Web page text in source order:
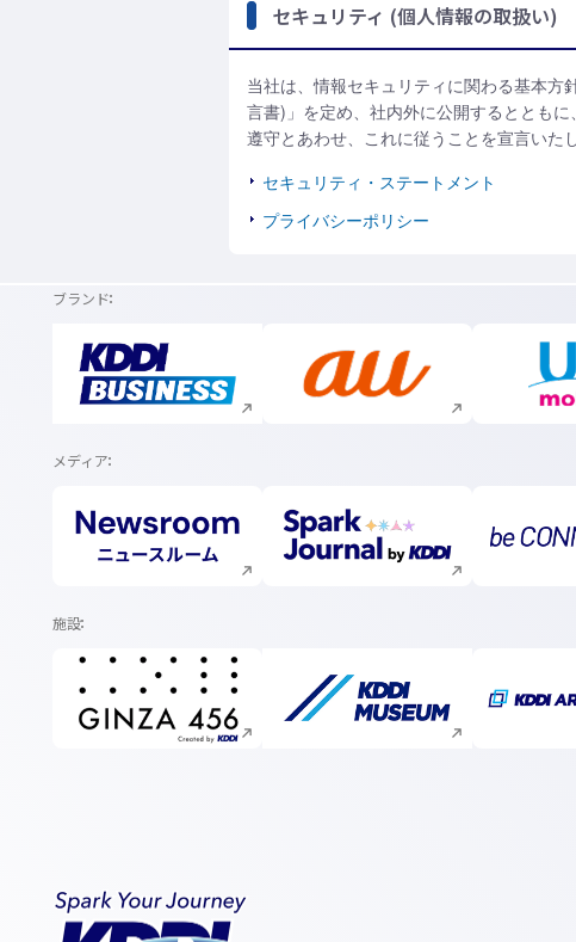
セキュリティ (個人情報の取扱い)
当社は、情報セキュリティに関わる基本
言書)」を定め、社内外に公開するととも
遵守とあわせ、これに従うことを宣言いた
セキュリティ・ステートメント
プライバシーポリシー
ブランド
新規ウィンドウで開く 新規ウィンドウで開く
メディア
新規ウィンドウで開く 新規ウィンドウで開く
施設
新規ウィンドウで開く 新規ウィンドウで開く